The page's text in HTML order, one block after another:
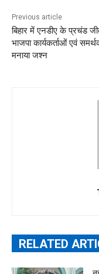
Previous article
बिहार में एनडीए के प्रचंड
भाजपा कार्यकर्ताओं एवं
मनाया जश्न
RELATED